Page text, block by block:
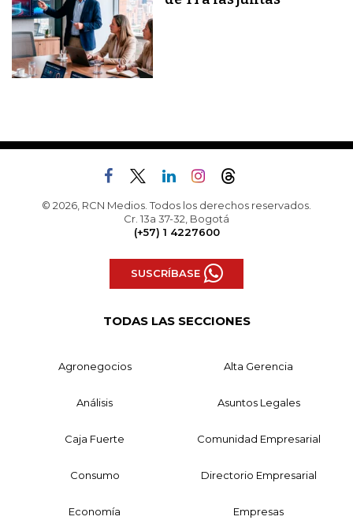
© 2026, RCN Medios. Todos los derechos reservados.
Cr. 13a 37-32, Bogotá
(+57) 1 4227600
SUSCRÍBASE
TODAS LAS SECCIONES
Agronegocios Alta Gerencia
Análisis Asuntos Legales
Caja Fuerte Comunidad Empresarial
Consumo Directorio Empresarial
Economía Empresas